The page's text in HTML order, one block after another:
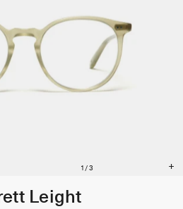
Leight